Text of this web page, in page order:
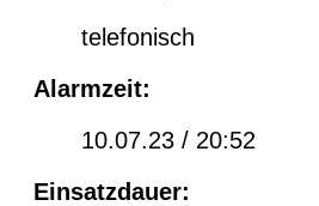
telefonisch
Alarmzeit:
10.07.23 / 20:52
Einsatzdauer: